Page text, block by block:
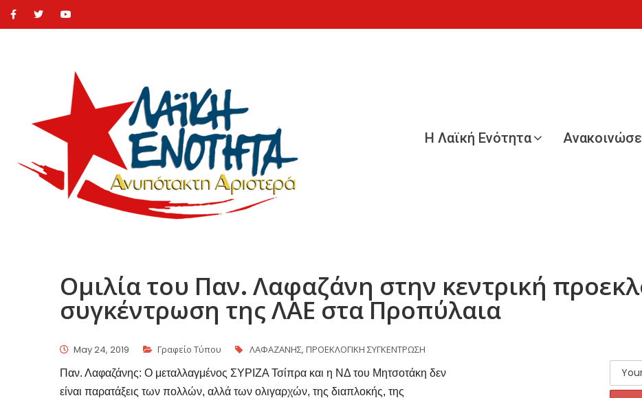
Η Λαϊκή Ενότητα
Ομιλία του Παν. Λαφαζάνη στην κεντρική
συγκέντρωση της ΛΑΕ στα Προπύλαια
May 24, 2019 Γραφείο Τύπου ΛΑΦΑΖΑΝΗΣ, ΠΡΟΕΚΛΟΓΙΚΗ ΣΥΓΚΕΝΤΡΩΣΗ
Παν. Λαφαζάνης: Ο μεταλλαγμένος ΣΥΡΙΖΑ Τσίπρα και η ΝΔ του Μητσοτάκη δεν
είναι παρατάξεις των πολλών, αλλά των ολιγαρχών, της διαπλοκής, της